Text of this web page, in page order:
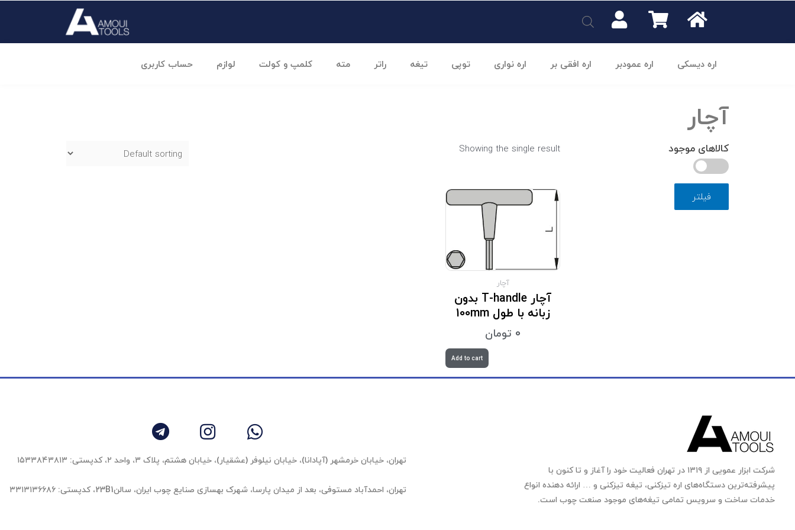
اره دیسکی اره عمودبر اره افقی بر اره نواری توپی تیغه راتر مته کلمپ و کولت لوازم حساب کاربری
آچار
کالاهای موجود
فیلتر
Showing the single result
آچار
آچار T-handle بدون
زبانه با طول 100mm
0 تومان
Add to cart
شرکت ابزار عمویی از ۱۳۱۹ در تهران فعالیت خود را آغاز و تا کنون با
پیشرفته‌ترین دستگاه‌های اره تیزکنی، تیغه تیزکنی و … ارائه دهنده انواع
خدمات ساخت و سرویس تمامی تیغه‌های موجود صنعت چوب است.
تهران، خیابان خرمشهر (آپادانا)، خیابان نیلوفر (عشقیار)، خیابان هشتم، پلاک ۳، واحد ٢، کدپستی: ۱۵۳۳۸۴۳۸۱۳
تهران، احمدآباد مستوفی، بعد از میدان پارسا، شهرک بهسازی صنایع چوب ایران، سالن23B1، کدپستی: ۳۳۱۳۱۳۶۶۸۶